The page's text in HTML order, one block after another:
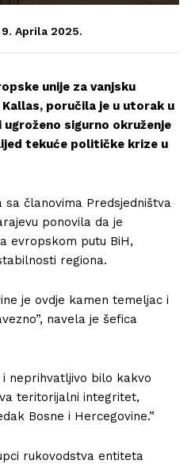
9. Aprila 2025.
unije za vanjsku
poručila je u utorak u
sigurno okruženje
tekuće političke krize u
članovima Predsjedništva
ponovila da je
evropskom putu BiH,
regiona.
je ovdje kamen temeljac i
navela je šefica
i neprihvatljivo bilo kakvo
teritorijalni integritet,
Bosne i Hercegovine.”
rukovodstva entiteta